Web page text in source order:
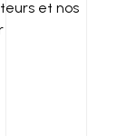
et nos